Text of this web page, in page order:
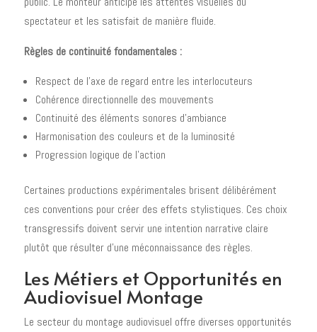
spectateur et les satisfait de manière fluide.
Règles de continuité fondamentales :
Respect de l'axe de regard entre les interlocuteurs
Cohérence directionnelle des mouvements
Continuité des éléments sonores d'ambiance
Harmonisation des couleurs et de la luminosité
Progression logique de l'action
Certaines productions expérimentales brisent délibérément
ces conventions pour créer des effets stylistiques. Ces choix
transgressifs doivent servir une intention narrative claire
plutôt que résulter d'une méconnaissance des règles.
Les Métiers et Opportunités en
Audiovisuel Montage
Le secteur du montage audiovisuel offre diverses opportunités